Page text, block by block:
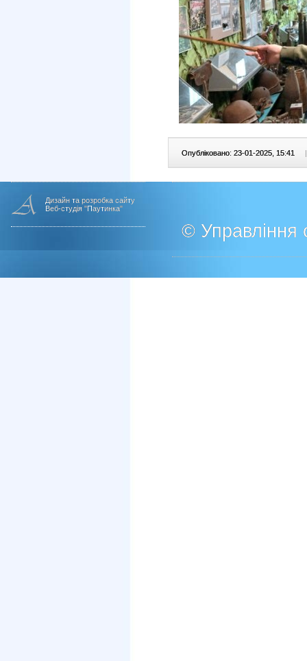
Опубліковано: 23-01-2025, 15:41 |
Дизайн та розробка сайту
Веб-студія "Паутинка"
© Управління